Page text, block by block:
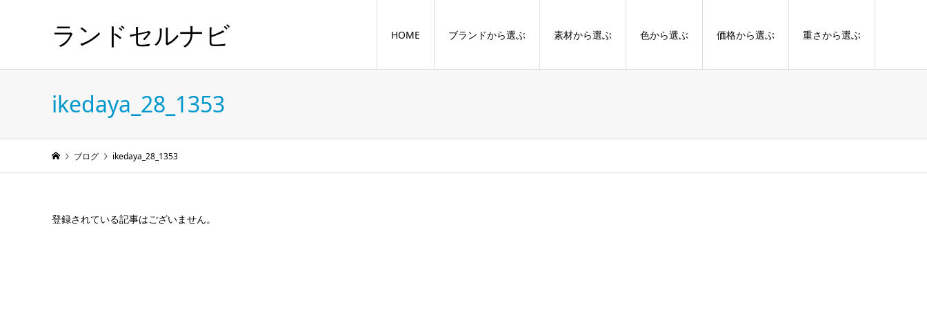
ランドセルナビ HOME ブランドから選ぶ 素材から選ぶ 色から選ぶ 価格から選ぶ 重さから選ぶ
ikedaya_28_1353
ブログ ikedaya_28_1353
登録されている記事はございません。